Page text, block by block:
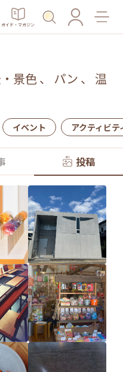
ガイド・マガジン
景色、 パン 、 温
イベント アクティビテ
投稿